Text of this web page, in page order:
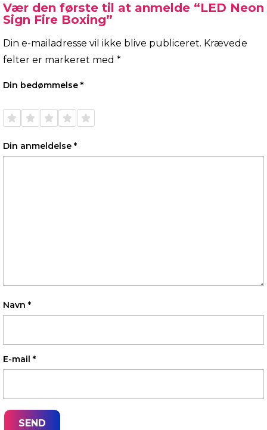
Vær den første til at anmelde “LED Neon
Sign Fire Boxing”
Din e-mailadresse vil ikke blive publiceret. Krævede
felter er markeret med *
Din bedømmelse *
Din anmeldelse *
Navn *
E-mail *